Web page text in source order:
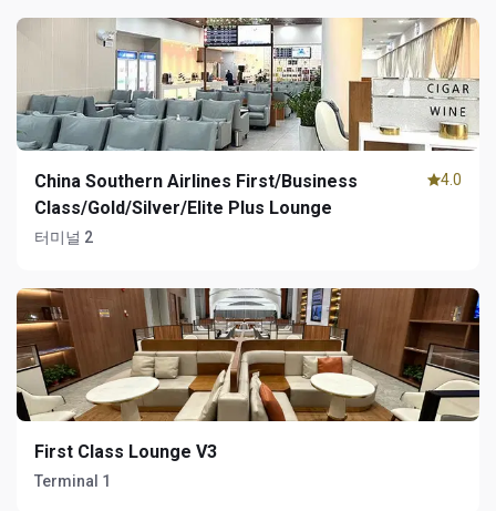
China Southern Airlines First/Business
Class/Gold/Silver/Elite Plus Lounge
터미널 2
4.0
First Class Lounge V3
Terminal 1